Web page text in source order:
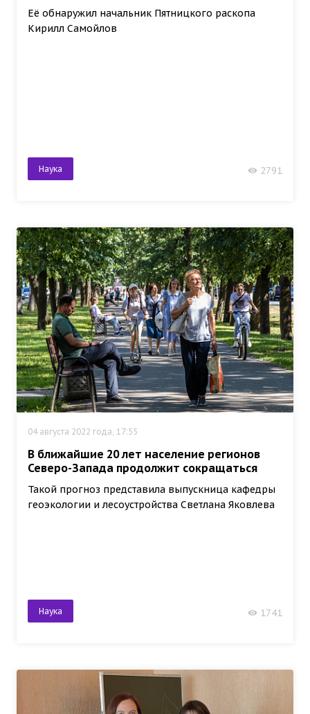
Её обнаружил начальник Пятницкого раскопа
Кирилл Самойлов
Наука 2791
04 августа 2022 года, 17:55
В ближайшие 20 лет население регионов
Северо-Запада продолжит сокращаться
Такой прогноз представила выпускница кафедры
геоэкологии и лесоустройства Светлана Яковлева
Наука 1741